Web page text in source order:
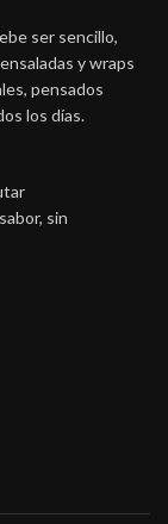
ser sencillo,
y wraps
pensados
los días.
sin